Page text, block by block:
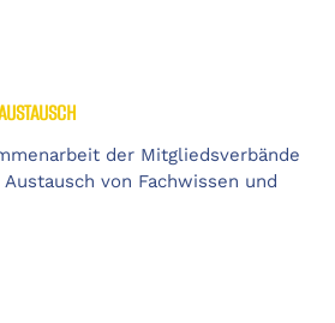
der Mitgliedsverbände
von Fachwissen und